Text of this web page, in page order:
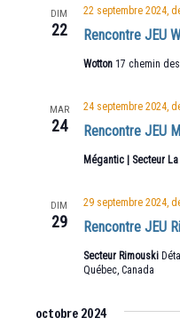
DIM
22 Rencontre JEU
22 septembre 2024,
Wotton 17 chemin
MAR
24 Rencontre JEU
24 septembre 2024,
Mégantic | Secteur
DIM
29 Rencontre JEU
29 septembre 2024,
Secteur Rimouski
Québec, Canada
octobre 2024